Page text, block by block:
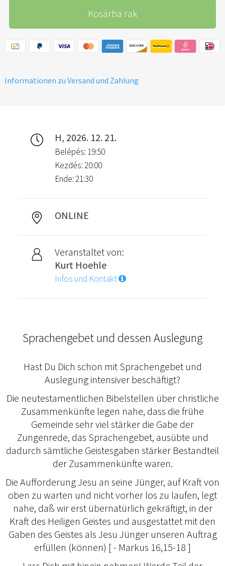
Kosárba rak
Informationen zu Versand und Zahlung
H, 2026. 12. 21.
Belépés: 19:50
Kezdés: 20:00
Ende: 21:30
ONLINE
Veranstaltet von:
Kurt Hoehle
Infos und Kontakt
Sprachengebet und dessen Auslegung
Hast Du Dich schon mit Sprachengebet und
Auslegung intensiver beschäftigt?
Die neutestamentlichen Bibelstellen über christliche
Zusammenkünfte legen nahe, dass die frühe
Gemeinde sehr viel stärker die Gabe der
Zungenrede, das Sprachengebet, ausübte und
dadurch sämtliche Geistesgaben stärker Bestandteil
der Zusammenkünfte waren.
Die Aufforderung Jesu an seine Jünger, auf Kraft von
oben zu warten und nicht vorher los zu laufen, legt
nahe, daß wir erst übernatürlich gekräftigt, in der
Kraft des Heiligen Geistes und ausgestattet mit den
Gaben des Geistes als Jesu Jünger unseren Auftrag
erfüllen (können) [ - Markus 16,15-18 ]